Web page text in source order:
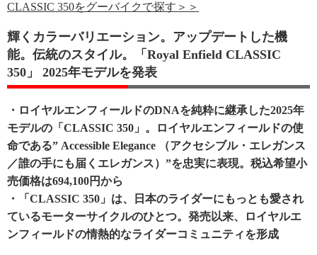
CLASSIC 350をグーバイクで探す＞＞
輝くカラーバリエーション。アップデートした機
能。伝統のスタイル。「Royal Enfield CLASSIC
350」 2025年モデルを発表
・ロイヤルエンフィールドのDNAを純粋に継承した2025年
モデルの「CLASSIC 350」。ロイヤルエンフィールドの使
命である” Accessible Elegance （アクセシブル・エレガンス
／誰の手にも届くエレガンス）”を忠実に表現。税込希望小
売価格は694,100円から
・「CLASSIC 350」は、日本のライダーにもっとも愛され
ているモーターサイクルのひとつ。発売以来、ロイヤルエ
ンフィールドの情熱的なライダーコミュニティを形成